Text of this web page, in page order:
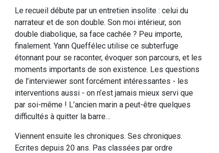
Le recueil débute par un entretien insolite : celui du
narrateur et de son double. Son moi intérieur, son
double diabolique, sa face cachée ? Peu importe,
finalement. Yann Queffélec utilise ce subterfuge
étonnant pour se raconter, évoquer son parcours, et les
moments importants de son existence. Les questions
de l’interviewer sont forcément intéressantes - les
interventions aussi - on n’est jamais mieux servi que
par soi-même ! L’ancien marin a peut-être quelques
difficultés à quitter la barre…
Viennent ensuite les chroniques. Ses chroniques.
Ecrites depuis 20 ans. Pas classées par ordre